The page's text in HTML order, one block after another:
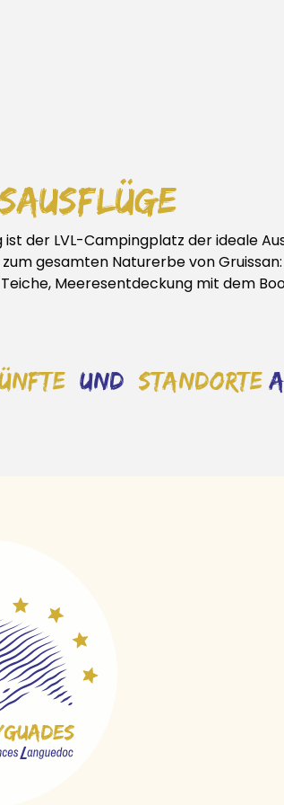
der LVL-Campingplatz der ideale
gesamten Naturerbe von
Meeresentdeckung mit dem
und standorte